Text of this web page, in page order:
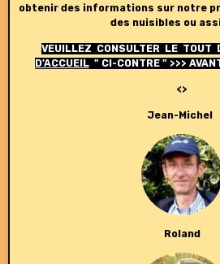
obtenir des informations sur notre
des nuisibles ou
VEUILLEZ CONSULTER LE TOUT
D'ACCUEIL" CI-CONTRE " >>>
<>
Jean-Michel
Roland